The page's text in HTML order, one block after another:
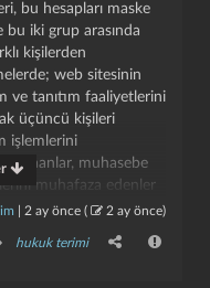
bu hesapları maske
bu iki grup arasında
kişilerden
web sitesinin
ve tanıtım faaliyetlerini
üçüncü kişileri
işlemlerini
sunanlar, muhasebe
muhafaza edenler
amaçları
2 ay önce ( 2 ay önce)
hukuk terimi